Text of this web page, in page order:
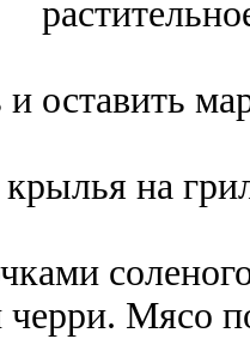
оставить
на
Мясо